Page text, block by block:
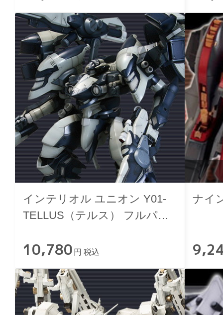
インテリオル ユニオン Y01-
TELLUS（テルス） フルパッ
10,780 円 税込
ナイ